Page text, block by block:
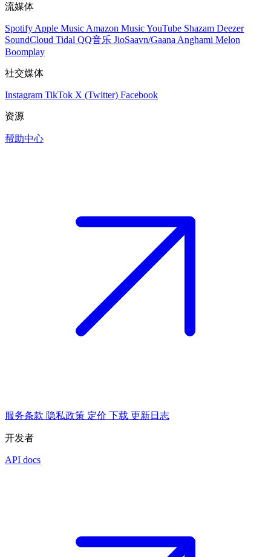
流媒体
Spotify Apple Music Amazon MusicYouTube Shazam Deezer
SoundCloud Tidal QQ音乐 JioSaavn/Gaana Anghami Melon
Boomplay
社交媒体
Instagram TikTok X (Twitter) Facebook
资源
帮助中心
服务条款 隐私政策 定价 下载 更新日志
开发者
API docs